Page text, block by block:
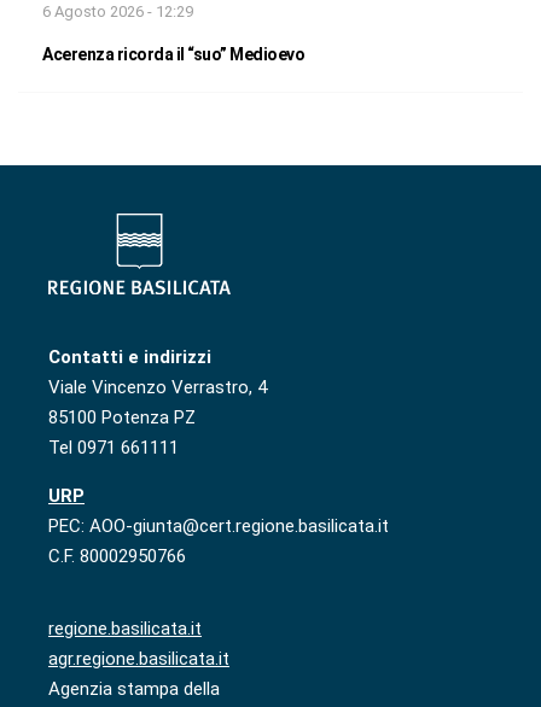
6 Agosto 2026 - 12:29
Acerenza ricorda il “suo” Medioevo
Contatti e indirizzi
Viale Vincenzo Verrastro, 4
85100 Potenza PZ
Tel 0971 661111
URP
PEC: AOO-giunta@cert.regione.basilicata.it
C.F. 80002950766
regione.basilicata.it
agr.regione.basilicata.it
Agenzia stampa della